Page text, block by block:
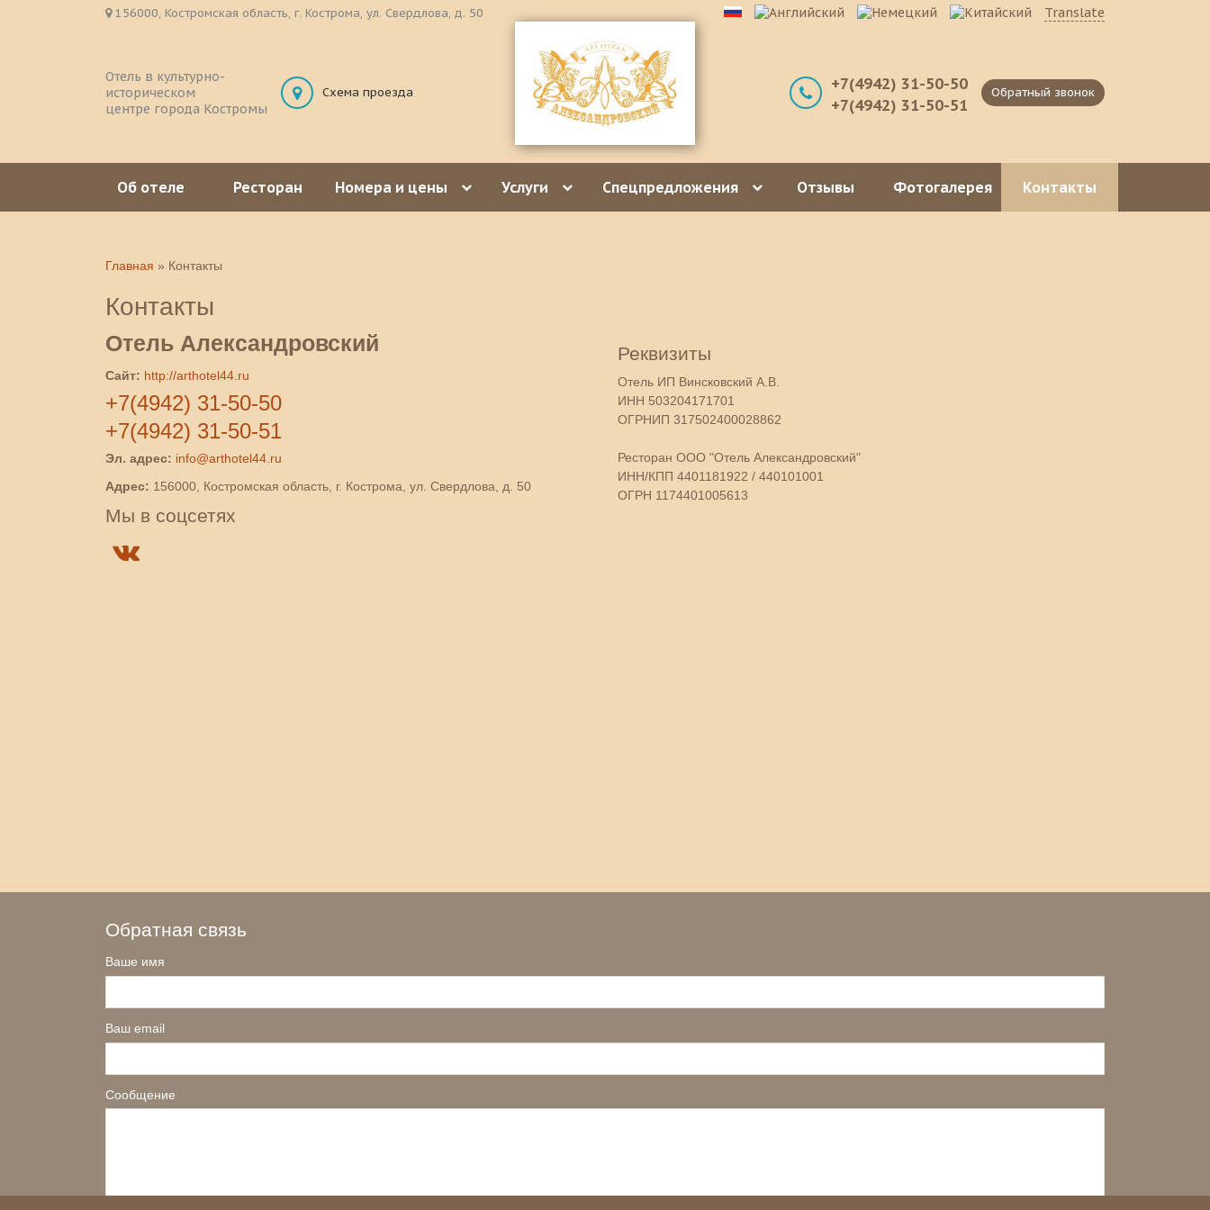
156000, Костромская область, г. Кострома, ул. Свердлова, д. 50 Translate
Отель в культурно-
историческом
центре города Костромы
Схема проезда
+7(4942) 31-50-50
+7(4942) 31-50-51
Обратный звонок
Об отеле Ресторан Номера и цены Услуги Спецпредложения Отзывы Фотогалерея Контакты
Главная » Контакты
Контакты
Отель Александровский
Сайт: http://arthotel44.ru
+7(4942) 31-50-50
+7(4942) 31-50-51
Эл. адрес: info@arthotel44.ru
Адрес: 156000, Костромская область, г. Кострома, ул. Свердлова, д. 50
Мы в соцсетях
Реквизиты
Отель ИП Винсковский А.В.
ИНН 503204171701
ОГРНИП 317502400028862
Ресторан ООО "Отель Александровский"
ИНН/КПП 4401181922 / 440101001
ОГРН 1174401005613
Обратная связь
Ваше имя
Ваш email
Сообщение